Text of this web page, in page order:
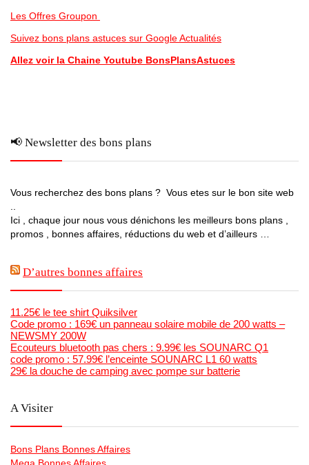
Les Offres Groupon
Suivez bons plans astuces sur Google Actualités
Allez voir la Chaine Youtube BonsPlansAstuces
📢 Newsletter des bons plans
Vous recherchez des bons plans ? Vous etes sur le bon site web
Ici , chaque jour nous vous dénichons les meilleurs bons plans ,
promos , bonnes affaires, réductions du web et d’ailleurs …
D’autres bonnes affaires
11.25€ le tee shirt Quiksilver
Code promo : 169€ un panneau solaire mobile de 200 watts –
NEWSMY 200W
Ecouteurs bluetooth pas chers : 9.99€ les SOUNARC Q1
code promo : 57.99€ l’enceinte SOUNARC L1 60 watts
29€ la douche de camping avec pompe sur batterie
A Visiter
Bons Plans Bonnes Affaires
Mega Bonnes Affaires